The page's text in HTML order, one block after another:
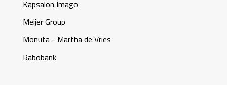
Kapsalon Imago
Meijer Group
Monuta - Martha de Vries
Rabobank